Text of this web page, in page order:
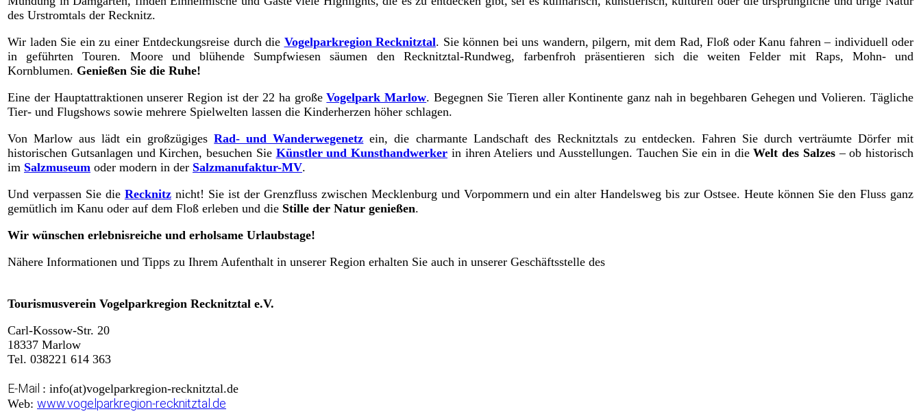
des Urstromtals der Recknitz.
Wir laden Sie ein zu einer Entdeckungsreise durch die Vogelparkregion Recknitztal. Sie können bei uns wandern, pilgern, mit dem Rad, Floß oder Kanu fahren – individuell oder
in geführten Touren. Moore und blühende Sumpfwiesen säumen den Recknitztal-Rundweg, farbenfroh präsentieren sich die weiten Felder mit Raps, Mohn- und
Kornblumen. Genießen Sie die Ruhe!
Eine der Hauptattraktionen unserer Region ist der 22 ha großeVogelpark Marlow. Begegnen Sie Tieren aller Kontinente ganz nah in begehbaren Gehegen und Volieren. Tägliche
Tier- und Flugshows sowie mehrere Spielwelten lassen die Kinderherzen höher schlagen.
Von Marlow aus lädt ein großzügigesRad- und Wanderwegenetz ein, die charmante Landschaft des Recknitztals zu entdecken. Fahren Sie durch verträumte Dörfer mit
historischen Gutsanlagen und Kirchen, besuchen Sie Künstler und Kunsthandwerker in ihren Ateliers und Ausstellungen. Tauchen Sie ein in dieWelt des Salzes– ob historisch
im Salzmuseum oder modern in der Salzmanufaktur-MV.
Und verpassen Sie die Recknitznicht! Sie ist der Grenzfluss zwischen Mecklenburg und Vorpommern und ein alter Handelsweg bis zur Ostsee. Heute können Sie den Fluss ganz
gemütlich im Kanu oder auf dem Floß erleben und die Stille der Natur genießen.
Wir wünschen erlebnisreiche und erholsame Urlaubstage!
Nähere Informationen und Tipps zu Ihrem Aufenthalt in unserer Region erhalten Sie auch in unserer Geschäftsstelle des
Tourismusverein Vogelparkregion Recknitztal e.V.
Carl-Kossow-Str. 20
18337 Marlow
Tel. 038221 614 363
E-Mail : info(at)vogelparkregion-recknitztal.de
Web: www.vogelparkregion-recknitztal.de